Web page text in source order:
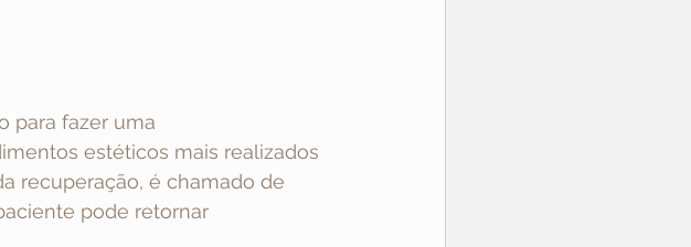
para fazer uma
estéticos mais realizados
recuperação, é chamado de
pode retornar